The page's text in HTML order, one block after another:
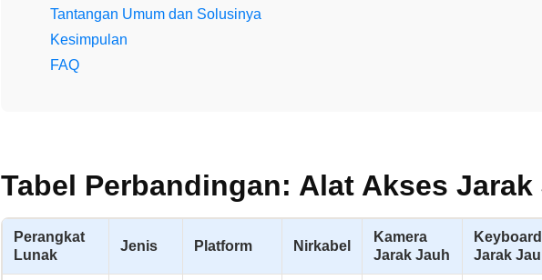
Tantangan Umum dan Solusinya
Kesimpulan
FAQ
Tabel Perbandingan: Alat Akses
Perangkat
Lunak
Jenis Platform Nirkabel
Kamera
Jarak Jauh
Jarak